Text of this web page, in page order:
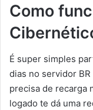
Como
É super simples
dias no servidor
precisa de recarga
logado te dá uma